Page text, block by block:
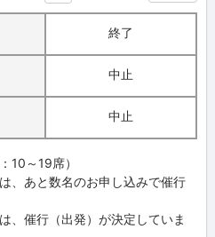
終了
中止
中止
10～19席）
、あと数名のお申し込みで催行
、催行（出発）が決定していま